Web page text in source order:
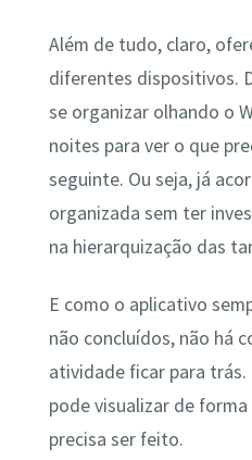
Além de tudo, claro,
diferentes dispositivos.
se organizar olhando o
noites para ver o que
seguinte. Ou seja, já
organizada sem ter
na hierarquização das
E como o aplicativo
não concluídos, não há
atividade ficar para
pode visualizar de
precisa ser feito.